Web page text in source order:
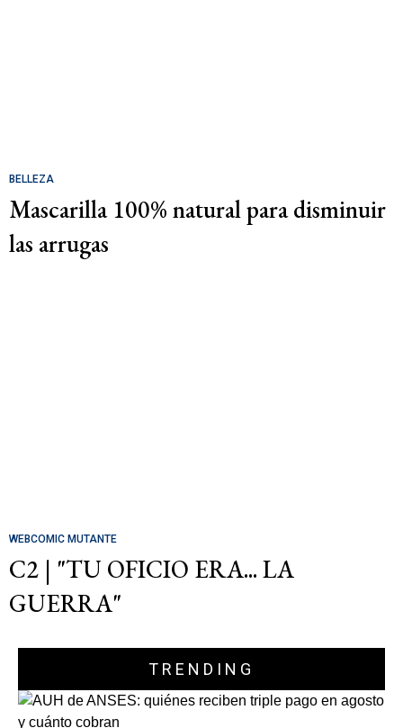
BELLEZA
Mascarilla 100% natural para disminuir
las arrugas
WEBCOMIC MUTANTE
C2 | "TU OFICIO ERA... LA
GUERRA"
TRENDING